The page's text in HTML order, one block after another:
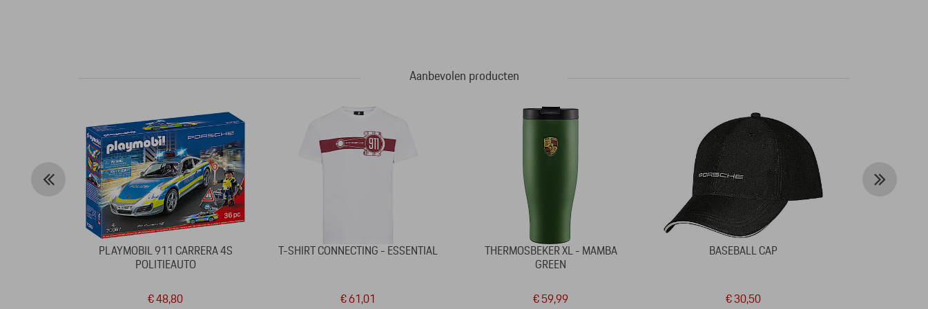
Aanbevolen producten
PLAYMOBIL 911 CARRERA 4S
POLITIEAUTO
€ 48,80
T-SHIRT CONNECTING - ESSENTIAL
€ 61,01
THERMOSBEKER XL - MAMBA
GREEN
€ 59,99
BASEBALL CAP
€ 30,50